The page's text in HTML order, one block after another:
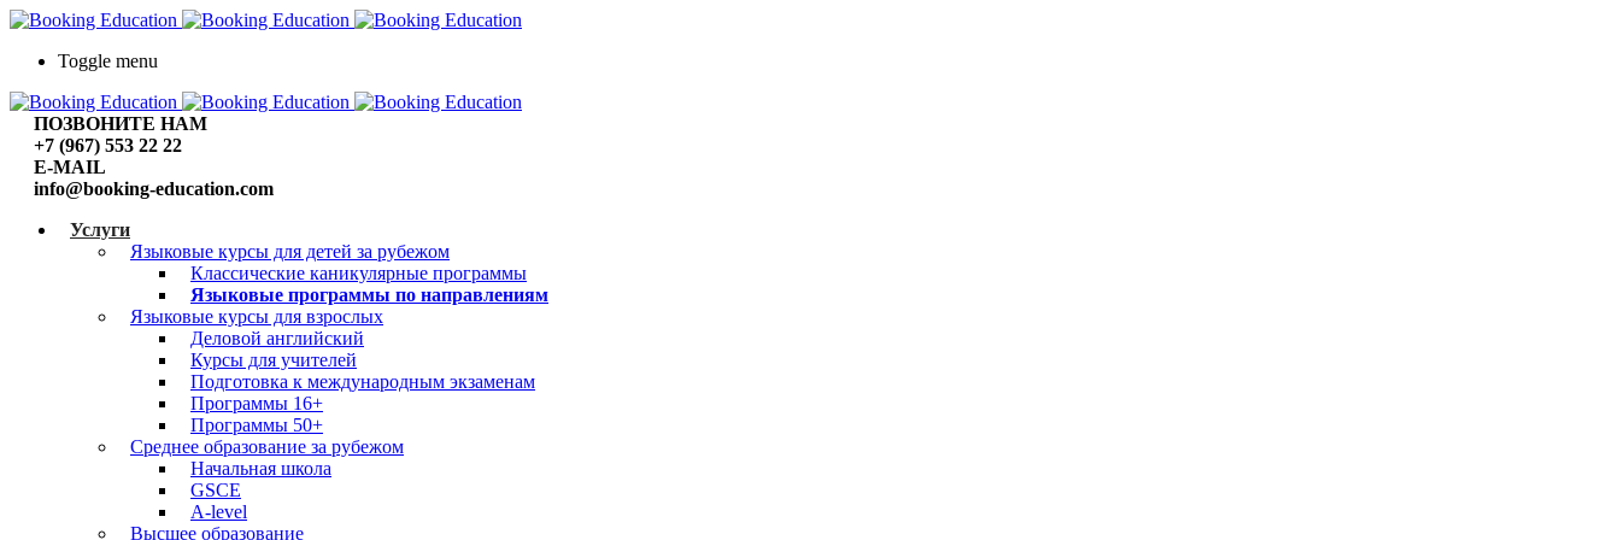
Toggle menu
ПОЗВОНИТЕ НАМ
+7 (967) 553 22 22
E-MAIL
info@booking-education.com
Услуги
Языковые курсы для детей за рубежом
Классические каникулярные программы
Языковые программы по направлениям
Языковые курсы для взрослых
Деловой английский
Курсы для учителей
Подготовка к международным экзаменам
Программы 16+
Программы 50+
Среднее образование за рубежом
Начальная школа
GSCE
A-level
Высшее образование